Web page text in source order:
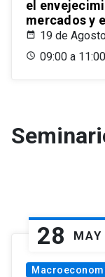
el
mercados y
19 de
09:00 a
28 MAY